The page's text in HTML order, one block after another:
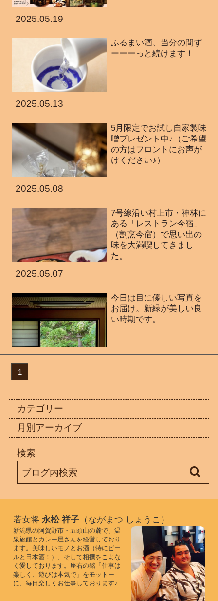
若女将 永松 祥子（ながまつ しょうこ）
新潟県の阿賀野市・五頭山の麓で、温
泉旅館とカレー屋さんを経営しており
ます。美味しいモノとお酒（特にビー
ルと日本酒！）、そして相撲をこよな
く愛しております。座右の銘「仕事は
楽しく、遊びは本気で」をモットー
に、毎日楽しくお仕事しております♪
2025.05.19
ふるまい酒、当分の間ず
ーーーっと続けます！
2025.05.13
5月限定でお試し自家製味
噌プレゼント中♪（ご希望
の方はフロントにお声が
けください♪）
2025.05.08
7号線沿い村上市・神林に
ある「レストラン今宿」
（割烹今宿）で思い出の
味を大満喫してきまし
た。
2025.05.07
今日は目に優しい写真を
お届け。新緑が美しい良
い時期です。
1
カテゴリー
月別アーカイブ
検索